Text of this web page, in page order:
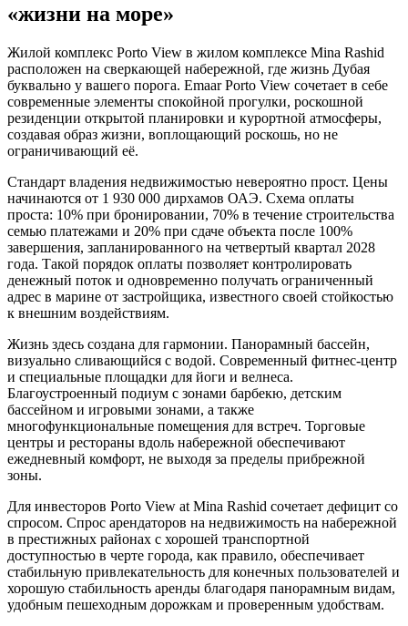
«жизни на море»
Жилой комплекс Porto View в жилом комплексе Mina Rashid
расположен на сверкающей набережной, где жизнь Дубая
буквально у вашего порога. Emaar Porto View сочетает в себе
современные элементы спокойной прогулки, роскошной
резиденции открытой планировки и курортной атмосферы,
создавая образ жизни, воплощающий роскошь, но не
ограничивающий её.
Стандарт владения недвижимостью невероятно прост. Цены
начинаются от 1 930 000 дирхамов ОАЭ. Схема оплаты
проста: 10% при бронировании, 70% в течение строительства
семью платежами и 20% при сдаче объекта после 100%
завершения, запланированного на четвертый квартал 2028
года. Такой порядок оплаты позволяет контролировать
денежный поток и одновременно получать ограниченный
адрес в марине от застройщика, известного своей стойкостью
к внешним воздействиям.
Жизнь здесь создана для гармонии. Панорамный бассейн,
визуально сливающийся с водой. Современный фитнес-центр
и специальные площадки для йоги и велнеса.
Благоустроенный подиум с зонами барбекю, детским
бассейном и игровыми зонами, а также
многофункциональные помещения для встреч. Торговые
центры и рестораны вдоль набережной обеспечивают
ежедневный комфорт, не выходя за пределы прибрежной
зоны.
Для инвесторов Porto View at Mina Rashid сочетает дефицит со
спросом. Спрос арендаторов на недвижимость на набережной
в престижных районах с хорошей транспортной
доступностью в черте города, как правило, обеспечивает
стабильную привлекательность для конечных пользователей и
хорошую стабильность аренды благодаря панорамным видам,
удобным пешеходным дорожкам и проверенным удобствам.